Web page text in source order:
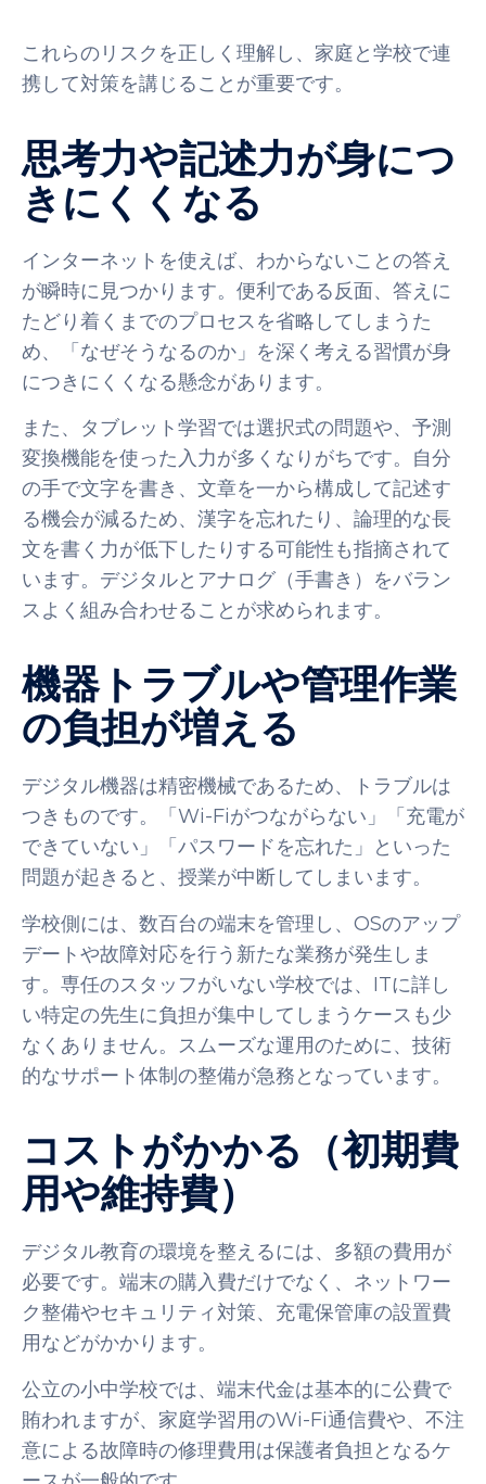
これらのリスクを正しく理解し、家庭と学校で連
携して対策を講じることが重要です。
思考力や記述力が身につ
きにくくなる
インターネットを使えば、わからないことの答え
が瞬時に見つかります。便利である反面、答えに
たどり着くまでのプロセスを省略してしまうた
め、「なぜそうなるのか」を深く考える習慣が身
につきにくくなる懸念があります。
また、タブレット学習では選択式の問題や、予測
変換機能を使った入力が多くなりがちです。自分
の手で文字を書き、文章を一から構成して記述す
る機会が減るため、漢字を忘れたり、論理的な長
文を書く力が低下したりする可能性も指摘されて
います。デジタルとアナログ（手書き）をバラン
スよく組み合わせることが求められます。
機器トラブルや管理作業
の負担が増える
デジタル機器は精密機械であるため、トラブルは
つきものです。「Wi-Fiがつながらない」「充電が
できていない」「パスワードを忘れた」といった
問題が起きると、授業が中断してしまいます。
学校側には、数百台の端末を管理し、OSのアップ
デートや故障対応を行う新たな業務が発生しま
す。専任のスタッフがいない学校では、ITに詳し
い特定の先生に負担が集中してしまうケースも少
なくありません。スムーズな運用のために、技術
的なサポート体制の整備が急務となっています。
コストがかかる（初期費
用や維持費）
デジタル教育の環境を整えるには、多額の費用が
必要です。端末の購入費だけでなく、ネットワー
ク整備やセキュリティ対策、充電保管庫の設置費
用などがかかります。
公立の小中学校では、端末代金は基本的に公費で
賄われますが、家庭学習用のWi-Fi通信費や、不注
意による故障時の修理費用は保護者負担となるケ